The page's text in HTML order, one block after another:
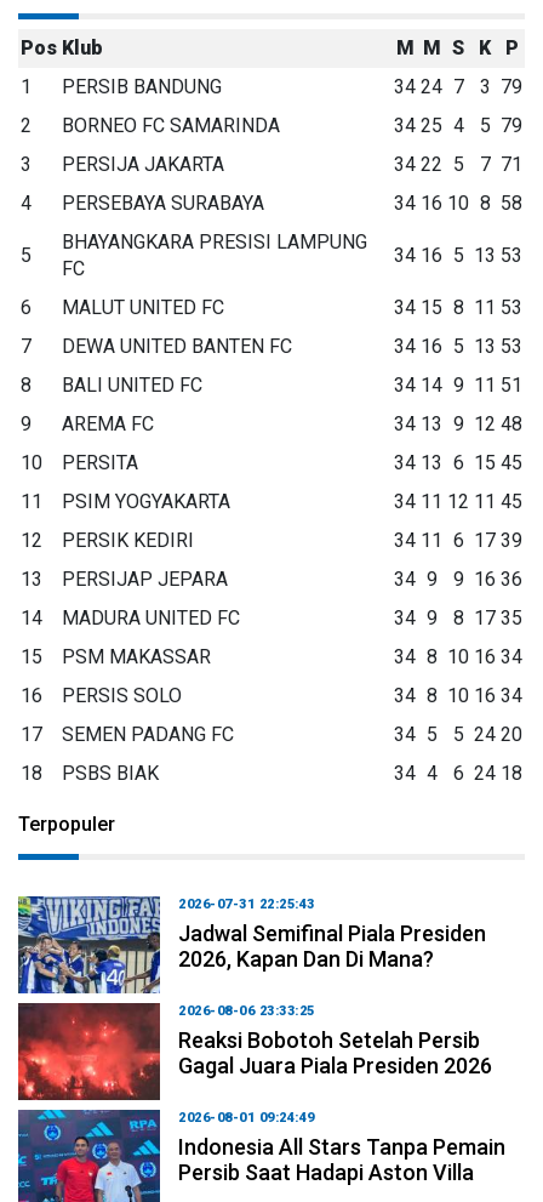
Pos Klub M M S K
P
1
PERSIB BANDUNG 34 24 7 3 79
2
BORNEO FC SAMARINDA 34 25 4 5 79
3
PERSIJA JAKARTA 34 22 5 7 71
4
PERSEBAYA SURABAYA 34 16 10 8 58
5
BHAYANGKARA PRESISI LAMPUNG
FC
34 16 5 13 53
6 MALUT UNITED FC 34 15 8 11 53
7
DEWA UNITED BANTEN FC 34 16 5 13 53
8
BALI UNITED FC 34 14 9 11 51
9
AREMA FC 34 13 9 12 48
10
PERSITA 34 13 6 15 45
11
PSIM YOGYAKARTA 34 11 12 11 45
12
PERSIK KEDIRI 34 11 6 17 39
13
PERSIJAP JEPARA 34 9 9 16 36
14
MADURA UNITED FC 34 9 8 17 35
15
PSM MAKASSAR 34 8 10 16 34
16
PERSIS SOLO 34 8 10 16 34
17
SEMEN PADANG FC 34 5 5 24 20
18
PSBS BIAK 34 4 6 24 18
Terpopuler
2026-07-31 22:25:43
Jadwal Semifinal Piala Presiden
2026, Kapan Dan Di Mana?
2026-08-06 23:33:25
Reaksi Bobotoh Setelah Persib
Gagal Juara Piala Presiden 2026
2026-08-01 09:24:49
Indonesia All Stars Tanpa Pemain
Persib Saat Hadapi Aston Villa